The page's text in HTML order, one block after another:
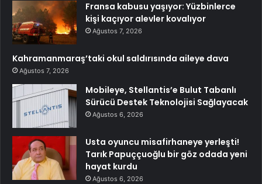
Fransa kabusu yaşıyor: Yüzbinlerce
kişi kaçıyor alevler kovalıyor
Ağustos 7, 2026
Kahramanmaraş’taki okul saldırısında aileye dava
Ağustos 7, 2026
Mobileye, Stellantis’e Bulut Tabanlı
Sürücü Destek Teknolojisi Sağlayacak
Ağustos 6, 2026
Usta oyuncu misafirhaneye yerleşti!
Tarık Papuççuoğlu bir göz odada yeni
hayat kurdu
Ağustos 6, 2026